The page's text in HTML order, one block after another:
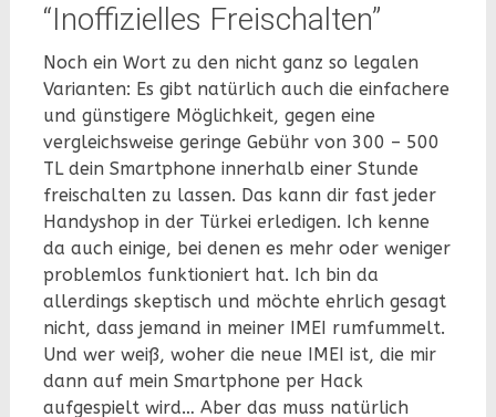
“Inoffizielles Freischalten”
Noch ein Wort zu den nicht ganz so legalen
Varianten: Es gibt natürlich auch die einfachere
und günstigere Möglichkeit, gegen eine
vergleichsweise geringe Gebühr von 300 – 500
TL dein Smartphone innerhalb einer Stunde
freischalten zu lassen. Das kann dir fast jeder
Handyshop in der Türkei erledigen. Ich kenne
da auch einige, bei denen es mehr oder weniger
problemlos funktioniert hat. Ich bin da
allerdings skeptisch und möchte ehrlich gesagt
nicht, dass jemand in meiner IMEI rumfummelt.
Und wer weiß, woher die neue IMEI ist, die mir
dann auf mein Smartphone per Hack
aufgespielt wird… Aber das muss natürlich